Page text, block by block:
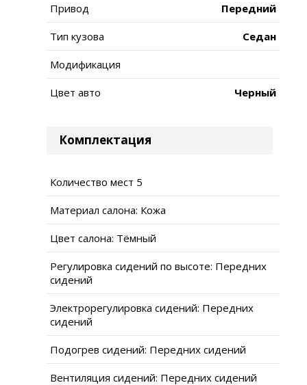
Привод Передний
Тип кузова Седан
Модификация
Цвет авто Черный
Комплектация
Количество мест 5
Материал салона: Кожа
Цвет салона: Тёмный
Регулировка сидений по высоте: Передних
сидений
Электрорегулировка сидений: Передних
сидений
Подогрев сидений: Передних сидений
Вентиляция сидений: Передних сидений